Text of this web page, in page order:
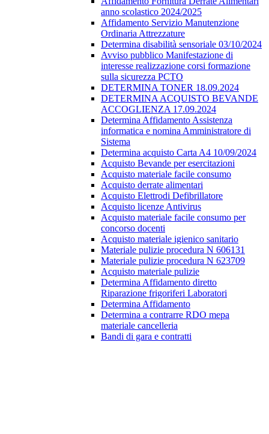
anno scolastico 2024/2025
Affidamento Servizio Manutenzione
Ordinaria Attrezzature
Determina disabilità sensoriale 03/10/2024
Avviso pubblico Manifestazione di
interesse realizzazione corsi formazione
sulla sicurezza PCTO
DETERMINA TONER 18.09.2024
DETERMINA ACQUISTO BEVANDE
ACCOGLIENZA 17.09.2024
Determina Affidamento Assistenza
informatica e nomina Amministratore di
Sistema
Determina acquisto Carta A4 10/09/2024
Acquisto Bevande per esercitazioni
Acquisto materiale facile consumo
Acquisto derrate alimentari
Acquisto Elettrodi Defibrillatore
Acquisto licenze Antivirus
Acquisto materiale facile consumo per
concorso docenti
Acquisto materiale igienico sanitario
Materiale pulizie procedura N 606131
Materiale pulizie procedura N 623709
Acquisto materiale pulizie
Determina Affidamento diretto
Riparazione frigoriferi Laboratori
Determina Affidamento
Determina a contrarre RDO mepa
materiale cancelleria
Bandi di gara e contratti